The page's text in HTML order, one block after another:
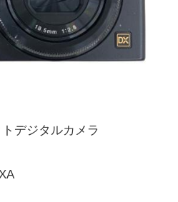
デジタルカメラ